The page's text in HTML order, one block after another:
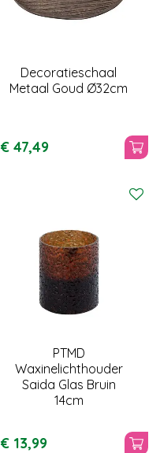
Decoratieschaal
Metaal Goud Ø32cm
€ 47,49
PTMD
Waxinelichthouder
Saida Glas Bruin
14cm
€ 13,99